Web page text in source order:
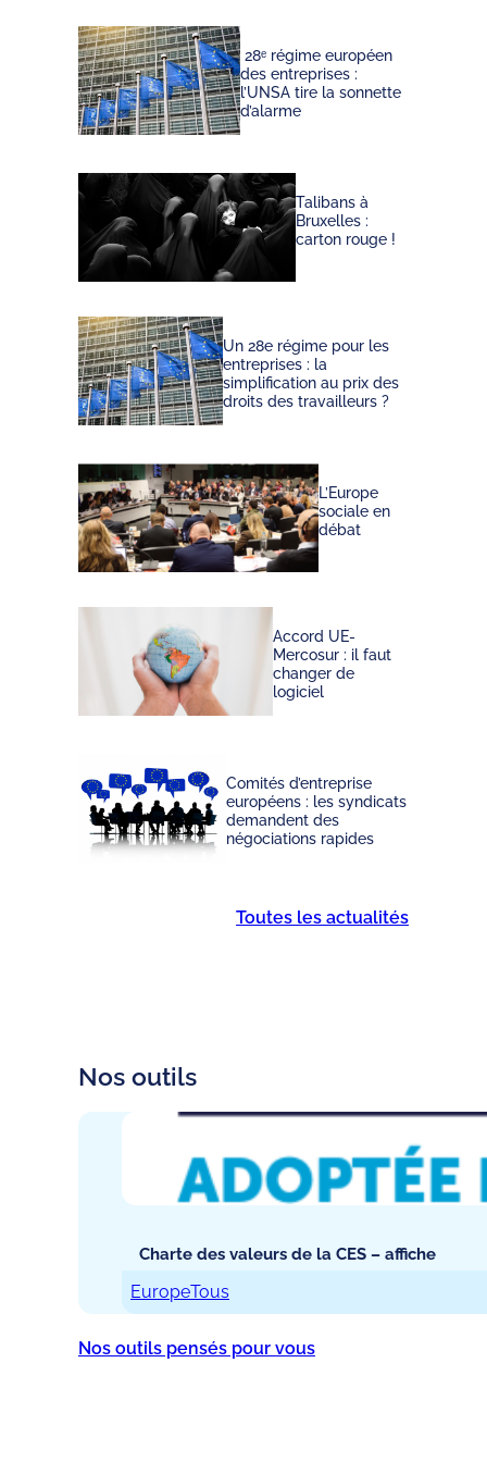
28ᵉ régime européen
des entreprises :
l’UNSA tire la sonnette
d’alarme
Talibans à
Bruxelles :
carton rouge !
Un 28e régime pour les
entreprises : la
simplification au prix des
droits des travailleurs ?
L’Europe
sociale en
débat
Accord UE-
Mercosur : il faut
changer de
logiciel
Comités d’entreprise
européens : les syndicats
demandent des
négociations rapides
Toutes les actualités
Nos outils
Charte des valeurs de la CES – affiche
EuropeTous
Nos outils pensés pour vous